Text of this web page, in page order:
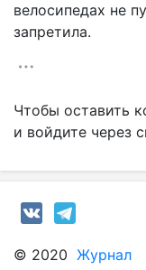
велосипедах не
запретила.
Чтобы оставить
и войдите через
© 2020 Журнал